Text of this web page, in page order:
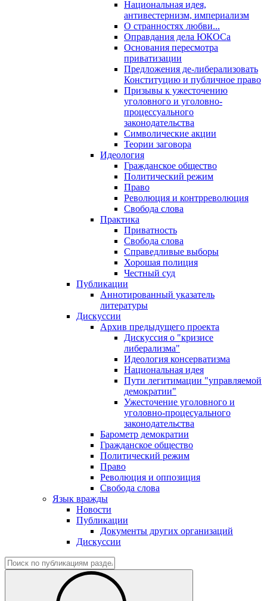
Национальная идея,
антивестернизм, империализм
О странностях любви...
Оправдания дела ЮКОСа
Основания пересмотра
приватизации
Предложения де-либерализовать
Конституцию и публичное право
Призывы к ужесточению
уголовного и уголовно-
процессуального
законодательства
Символические акции
Теории заговора
Идеология
Гражданское общество
Политический режим
Право
Революция и контрреволюция
Свобода слова
Практика
Приватность
Свобода слова
Справедливые выборы
Хорошая полиция
Честный суд
Публикации
Аннотированный указатель
литературы
Дискуссии
Архив предыдущего проекта
Дискуссия о "кризисе
либерализма"
Идеология консерватизма
Национальная идея
Пути легитимации "управляемой
демократии"
Ужесточение уголовного и
уголовно-процесуального
законодательства
Барометр демократии
Гражданское общество
Политический режим
Право
Революция и оппозиция
Свобода слова
Язык вражды
Новости
Публикации
Документы других организаций
Дискуссии